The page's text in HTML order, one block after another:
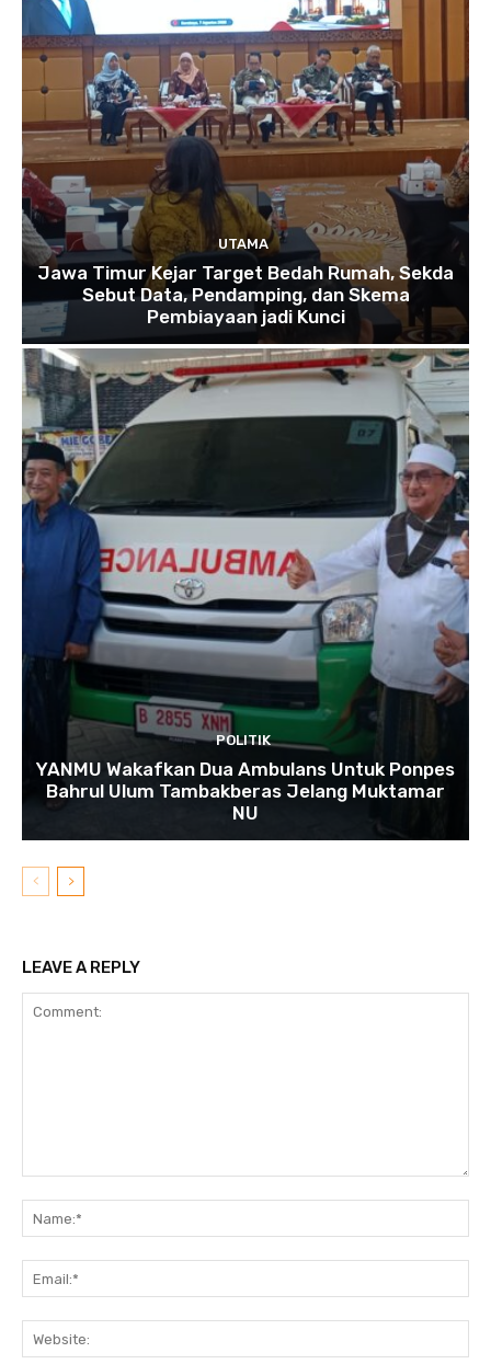
UTAMA
Jawa Timur Kejar Target Bedah Rumah, Sekda
Sebut Data, Pendamping, dan Skema
Pembiayaan jadi Kunci
POLITIK
YANMU Wakafkan Dua Ambulans Untuk Ponpes
Bahrul Ulum Tambakberas Jelang Muktamar
NU
LEAVE A REPLY